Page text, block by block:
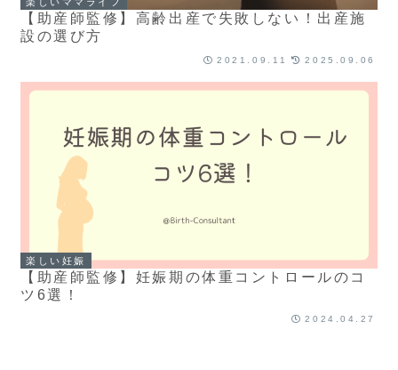
【助産師監修】高齢出産で失敗しない！出産施
設の選び方
2021.09.11 2025.09.06
楽しい妊娠
【助産師監修】妊娠期の体重コントロールのコ
ツ6選！
2024.04.27